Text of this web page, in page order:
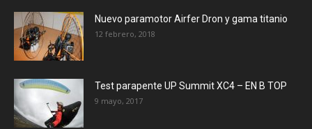
Nuevo paramotor Airfer Dron y gama titanio
12 febrero, 2018
Test parapente UP Summit XC4 – EN B TOP
9 mayo, 2017